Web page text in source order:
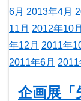
6月 2013年4月
11月 2012年10月
年12月 2011年
2011年6月 2011
企画展「